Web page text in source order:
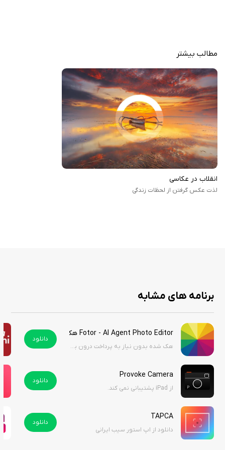
برای دقت در عکاسی.
JPG و HEIC.
پریمیوم).
پشتیبانی از لنز آنامورفیک: قابلیت دی‌سکوئیز ۱.۳۳ برابر برای لنزهای
آنامورفیک.
ابزارهای حرفه‌ای: حالت برست، تایمر، فلاش، گریدهای ترکیبی و نسبت‌های
تصویر (۴:۳، ۱۶:۹، ۱:۱).
مطالب بیشتر
انقلاب در عکاسی
لذت عکس گرفتن از لحظات زندگی
برنامه های مشابه
Fotor - Al Agent Photo Editor هک شده
هک شده بدون نیاز به پرداخت درون برنامه
دانلود
Provoke Camera
از iPad پشتیبانی نمی کند.
دانلود
TAPCA
دانلود از اپ استور سیب ایرانی
دانلود